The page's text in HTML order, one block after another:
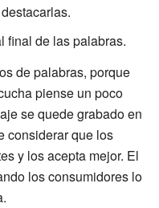
final de las palabras.
de palabras, porque
piense un poco
se quede grabado en
considerar que los
y los acepta mejor. El
los consumidores lo